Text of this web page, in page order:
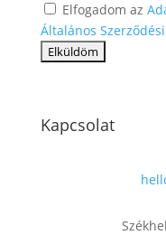
Elfogadom az
Általános
Kapcsolat